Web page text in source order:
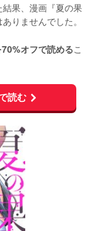
果、漫画『夏の果
りませんでした。
オフで読めるこ
読む